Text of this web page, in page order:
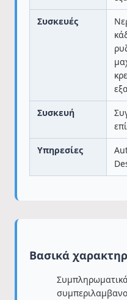
Συσκευές
Συσκευή
Υπηρεσίες
Βασικά